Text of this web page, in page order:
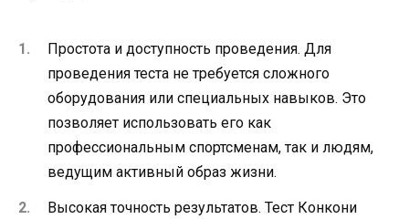
Простота и доступность проведения. Для
проведения теста не требуется сложного
оборудования или специальных навыков. Это
позволяет использовать его как
профессиональным спортсменам, так и людям,
ведущим активный образ жизни.
Высокая точность результатов. Тест Конкони